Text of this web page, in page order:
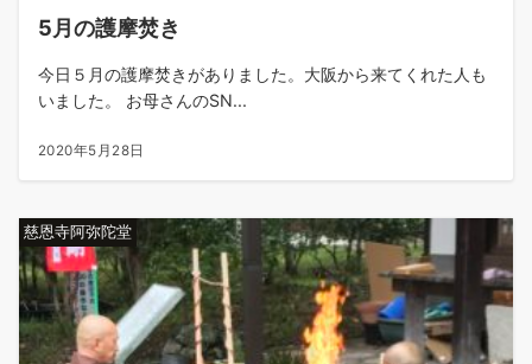
5月の護摩焚き
今日５月の護摩焚きがありました。大阪から来てくれた人も
いました。 お母さんのSN...
2020年5月28日
慈恩寺阿弥陀堂